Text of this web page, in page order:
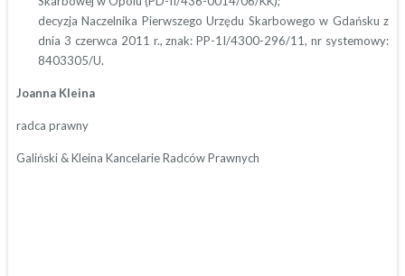
decyzja Naczelnika Pierwszego Urzędu Skarbowego w Gdańsku z
dnia 3 czerwca 2011 r., znak: PP-1I/4300-296/11, nr systemowy:
8403305/U.
Joanna Kleina
radca prawny
Galiński & Kleina Kancelarie Radców Prawnych